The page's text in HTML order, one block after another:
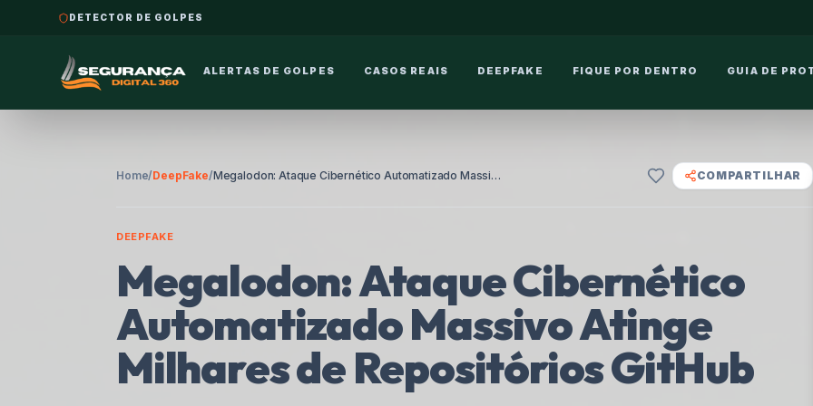
DETECTOR DE GOLPES
ALERTAS DE GOLPES CASOS REAIS DEEPFAKE FIQUE POR DENTRO GUIA DE
Home/DeepFake/ Megalodon: Ataque Cibernético Automatizado Massivo Atinge Milhares de Repositórios GitHub COMPARTILHAR
DEEPFAKE
Megalodon: Ataque Cibernético
Automatizado Massivo Atinge
Milhares de Repositórios GitHub